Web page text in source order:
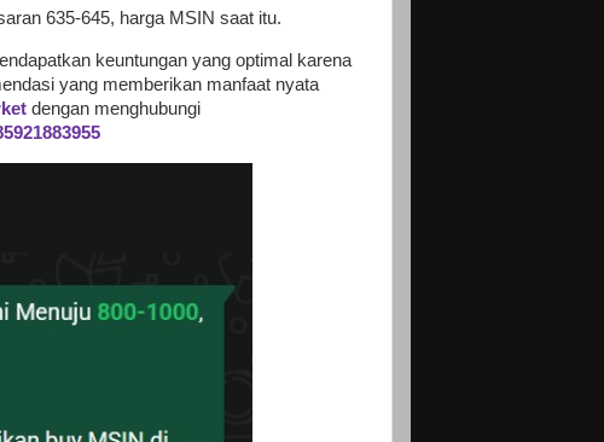
635-645, harga MSIN saat itu.
keuntungan yang optimal karena
yang memberikan manfaat nyata
dengan menghubungi